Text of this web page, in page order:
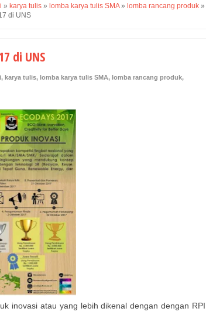
» karya tulis » lomba karya tulis SMA» lomba rancang produk »
di UNS
di UNS
, karya tulis, lomba karya tulis SMA, lomba rancang produk,
inovasi atau yang lebih dikenal dengan dengan RPI